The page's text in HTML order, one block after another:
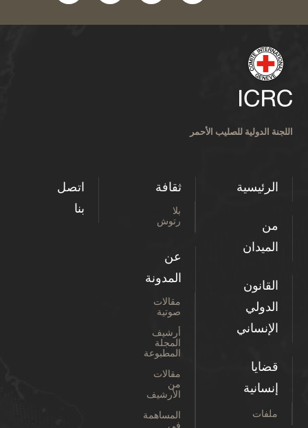
اللجنة الدولية للصليب الأحمر
الرئيسية
من
الميدان
القانون
الدولي
الإنساني
قضايا
إنسانية
ملفات
ثقافة
بلا
رتوش
عن
المدونة
مقالات
صوتية
أرشيف
المجلة
المطبوعة
مقالات
من
الأرشيف
المساهمة
في
اتصل
بنا